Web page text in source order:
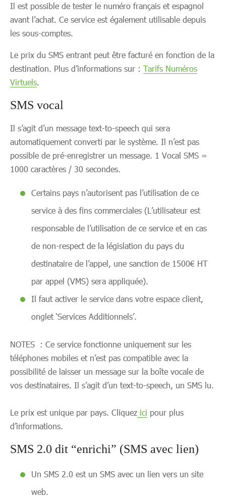
Il est possible de tester le numéro français et espagnol
avant l’achat. Ce service est également utilisable depuis
les sous-comptes.
Le prix du SMS entrant peut être facturé en fonction de la
destination. Plus d’informations sur : Tarifs Numéros
Virtuels.
SMS vocal
Il s’agit d’un message text-to-speech qui sera
automatiquement converti par le système. Il n’est pas
possible de pré-enregistrer un message. 1 Vocal SMS =
1000 caractères / 30 secondes.
Certains pays n’autorisent pas l’utilisation de ce
service à des fins commerciales (L’utilisateur est
responsable de l’utilisation de ce service et en cas
de non-respect de la législation du pays du
destinataire de l’appel, une sanction de 1500€ HT
par appel (VMS) sera appliquée).
Il faut activer le service dans votre espace client,
onglet ‘Services Additionnels’.
NOTES : Ce service fonctionne uniquement sur les
téléphones mobiles et n’est pas compatible avec la
possibilité de laisser un message sur la boîte vocale de
vos destinataires. Il s’agit d’un text-to-speech, un SMS lu.
Le prix est unique par pays. Cliquez ici pour plus
d’informations.
SMS 2.0 dit “enrichi” (SMS avec lien)
Un SMS 2.0 est un SMS avec un lien vers un site
web.